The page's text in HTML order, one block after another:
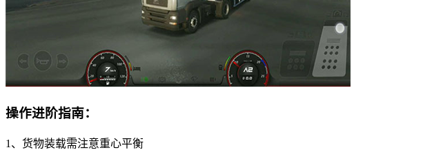
操作进阶指南：
1、货物装载需注意重心平衡